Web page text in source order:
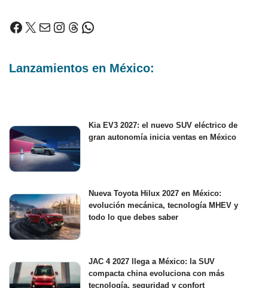
Lanzamientos en México:
Kia EV3 2027: el nuevo SUV eléctrico de
gran autonomía inicia ventas en México
Nueva Toyota Hilux 2027 en México:
evolución mecánica, tecnología MHEV y
todo lo que debes saber
JAC 4 2027 llega a México: la SUV
compacta china evoluciona con más
tecnología, seguridad y confort